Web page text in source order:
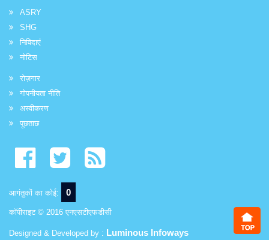
ASRY
SHG
निविदाएं
नोटिस
रोज़गार
गोपनीयता नीति
अस्वीकरण
पूछताछ
आगंतुकों का कोई: 0
कॉपीराइट © 2016 एनएसटीएफडीसी
Designed & Developed by : Luminous Infoways